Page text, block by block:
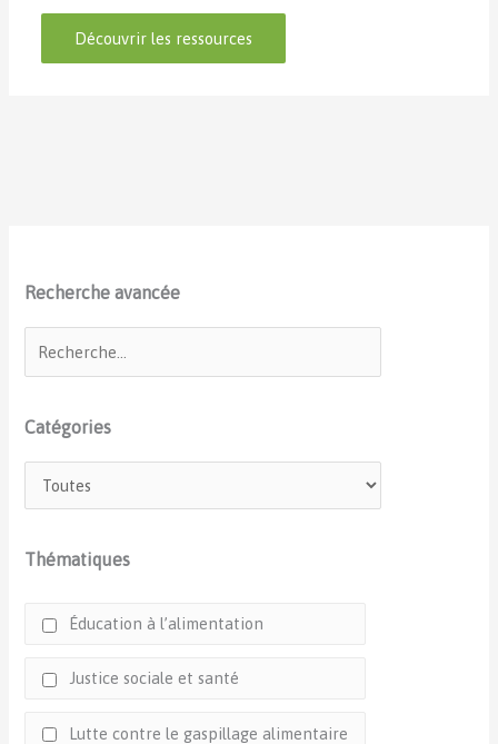
Découvrir les ressources
Recherche avancée
Catégories
Thématiques
Éducation à l’alimentation
Justice sociale et santé
Lutte contre le gaspillage alimentaire